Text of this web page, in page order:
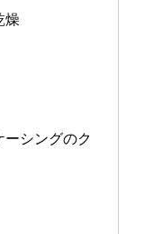
燥
ーシングのク